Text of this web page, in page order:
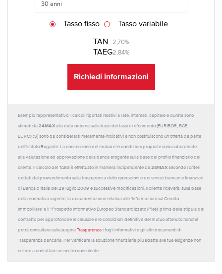
TAN 2,70%
TAEG2,84%
Tasso fisso Tasso variabile
Richiedi informazioni
Esempio rappresentativo: I calcoli riportati relativi a rate, interessi, capitale e durata sono
stimati da 24MAX alla data odierna sulla base dei tassi di riferimento (EURIBOR, BCE,
EUROIRS) sono da considerarsi meramente indicativi e non costituiscono un'offerta da parte
dell'Istituto Rogante. La concessione del mutuo e le condizioni proposte sono subordinate
alla valutazione ed approvazione della banca erogante sulla base del profilo finanziario del
cliente. Il calcolo del TAEG è effettuato in maniera indipendente da 24MAX secondo i criteri
dettati dal provvedimento sulla trasparenza delle operazioni e dei servizi bancari e finanziari
di Banca d'Italia del 29 luglio 2009 e successive modificazioni. Il cliente riceverà, sulla base
della normativa vigente, la documentazione relativa alle 'Informazioni sul Credito
Immobiliare' e il “Prospetto Informativo Europeo Standardizzato (Pies)' prima della stipula del
contratto per approfondire le clausole e le condizioni definitive del mutuo ottenuto nonché
potrà consultare sulla pagina Trasparenza i fogli informativi e gli altri documenti di
Trasparenza bancaria. Per verificare la soluzione finanziaria più adatta alle tue esigenze non
esitare a contattare un nostro consulente.